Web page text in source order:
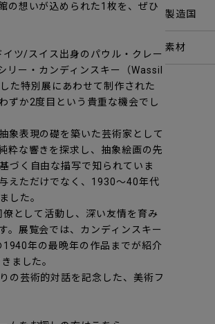
の想いが込められた1枚を、ぜひ
ツ/スイス出身のパウル・クレー
リー・カンディンスキー（Wassil
た特別展にあわせて制作された
ずか2度目という貴重な機会でし
象表現の礎を築いた芸術家として
粋な響きを探求し、抽象絵画の先
づく自由な描写で知られていま
えただけでなく、1930～40年代
した。
として活動し、深い友情を育み
。展覧会では、カンディンスキー
年の最晩年の作品までが紹介
ました。
の芸術的対話を記念した、美術フ
製造国
素材